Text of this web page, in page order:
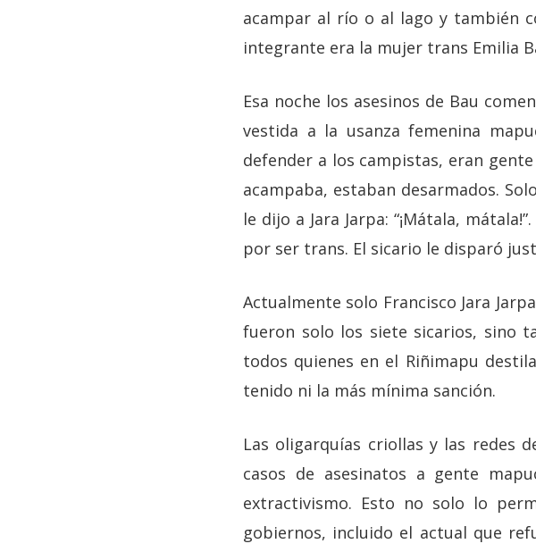
acampar al río o al lago y también
integrante era la mujer trans Emilia
Esa noche los asesinos de Bau
vestida a la usanza femenina
defender a los campistas, eran
acampaba, estaban desarmados.
le dijo a Jara Jarpa: “¡Mátala,
por ser trans. El sicario le disparó
Actualmente solo Francisco Jara
fueron solo los siete sicarios, sino
todos quienes en el Riñimapu
tenido ni la más mínima sanción.
Las oligarquías criollas y las redes
casos de asesinatos a gente
extractivismo. Esto no solo lo
gobiernos, incluido el actual que